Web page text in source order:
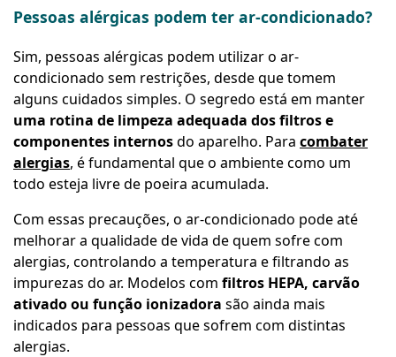
Pessoas alérgicas podem ter ar-condicionado?
Sim, pessoas alérgicas podem utilizar o ar-
condicionado sem restrições, desde que tomem
alguns cuidados simples. O segredo está em manter
uma rotina de limpeza adequada dos filtros e
componentes internosdo aparelho. Para combater
alergias, é fundamental que o ambiente como um
todo esteja livre de poeira acumulada.
Com essas precauções, o ar-condicionado pode até
melhorar a qualidade de vida de quem sofre com
alergias, controlando a temperatura e filtrando as
impurezas do ar. Modelos com filtros HEPA, carvão
ativado ou função ionizadora são ainda mais
indicados para pessoas que sofrem com distintas
alergias.